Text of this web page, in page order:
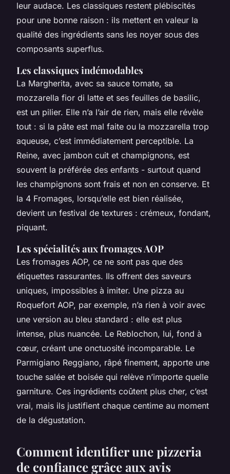
leur audace. Les classiques restent plébiscités
pour une bonne raison : ils mettent en valeur la
qualité des ingrédients sans les noyer sous des
composants superflus.
Les classiques indémodables
La Margherita, avec sa sauce tomate, sa
mozzarella fior di latte et ses feuilles de basilic,
est un pilier. Elle n’a l’air de rien, mais elle révèle
tout : si la pâte est mal faite ou la mozzarella trop
aqueuse, c’est immédiatement perceptible. La
Reine, avec jambon cuit et champignons, est
souvent la préférée des enfants - surtout quand
les champignons sont frais et non en conserve. Et
la 4 Fromages, lorsqu’elle est bien réalisée,
devient un festival de textures : crémeux, fondant,
piquant.
Les spécialités aux fromages AOP
Les fromages AOP, ce ne sont pas que des
étiquettes rassurantes. Ils offrent des saveurs
uniques, impossibles à imiter. Une pizza au
Roquefort AOP, par exemple, n’a rien à voir avec
une version au bleu standard : elle est plus
intense, plus nuancée. Le Reblochon, lui, fond à
cœur, créant une onctuosité incomparable. Le
Parmigiano Reggiano, râpé finement, apporte une
touche salée et boisée qui relève n’importe quelle
garniture. Ces ingrédients coûtent plus cher, c’est
vrai, mais ils justifient chaque centime au moment
de la dégustation.
Comment identifier une pizzeria
de confiance grâce aux avis